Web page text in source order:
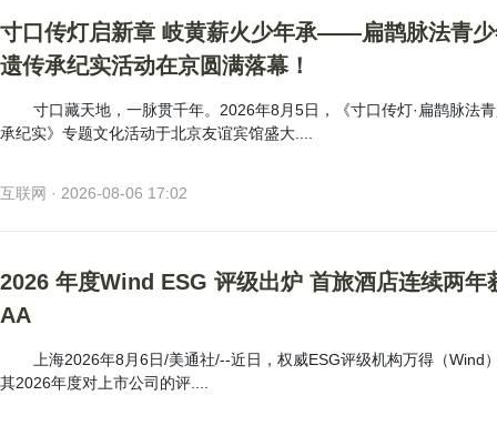
寸口传灯启新章 岐黄薪火少年承——扁鹊脉法青
遗传承纪实活动在京圆满落幕！
寸口藏天地，一脉贯千年。2026年8月5日，《寸口传灯·扁鹊脉法
承纪实》专题文化活动于北京友谊宾馆盛大....
互联网 · 2026-08-06 17:02
2026 年度Wind ESG 评级出炉 首旅酒店连续两年
AA
上海2026年8月6日/美通社/--近日，权威ESG评级机构万得（Wind
其2026年度对上市公司的评....